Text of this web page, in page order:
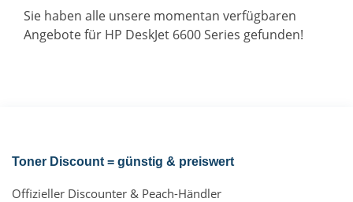
Sie haben alle unsere momentan verfügbaren
Angebote für HP DeskJet 6600 Series gefunden!
Toner Discount = günstig & preiswert
Offizieller Discounter & Peach-Händler